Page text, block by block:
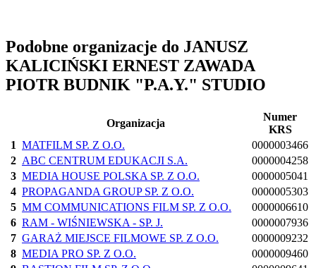
Podobne organizacje do JANUSZ
KALICIŃSKI ERNEST ZAWADA
PIOTR BUDNIK "P.A.Y." STUDIO
Organizacja
Numer
KRS
1 MATFILM SP. Z O.O.
0000003466
2 ABC CENTRUM EDUKACJI S.A.
0000004258
3 MEDIA HOUSE POLSKA SP. Z O.O.
0000005041
4 PROPAGANDA GROUP SP. Z O.O.
0000005303
5 MM COMMUNICATIONS FILM SP. Z O.O.
0000006610
6 RAM - WIŚNIEWSKA - SP. J.
0000007936
7 GARAŻ MIEJSCE FILMOWE SP. Z O.O.
0000009232
8 MEDIA PRO SP. Z O.O.
0000009460